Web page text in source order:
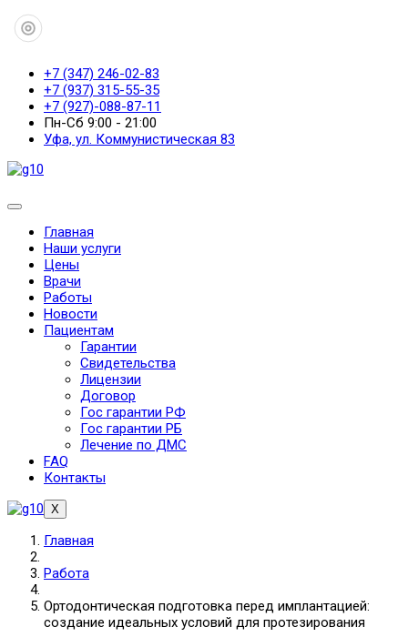
+7 (347) 246-02-83
+7 (937) 315-55-35
+7 (927)-088-87-11
Пн-Сб 9:00 - 21:00
Уфа, ул. Коммунистическая 83
Главная
Наши услуги
Цены
Врачи
Работы
Новости
Пациентам
Гарантии
Свидетельства
Лицензии
Договор
Гос гарантии РФ
Гос гарантии РБ
Лечение по ДМС
FAQ
Контакты
X
Главная
Работа
Ортодонтическая подготовка перед имплантацией:
создание идеальных условий для протезирования